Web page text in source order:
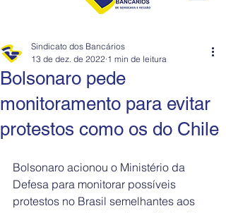
Bolsonaro pede
monitoramento para evitar
protestos como os do Chile
Sindicato dos Bancários
13 de dez. de 2022 1 min de leitura
Bolsonaro acionou o Ministério da
Defesa para monitorar possíveis
protestos no Brasil semelhantes aos